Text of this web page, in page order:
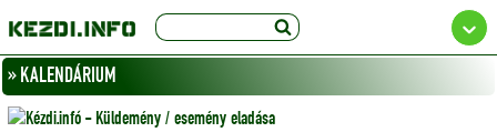
» KALENDÁRIUM